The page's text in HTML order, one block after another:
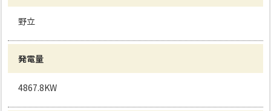
野立
発電量
4867.8KW